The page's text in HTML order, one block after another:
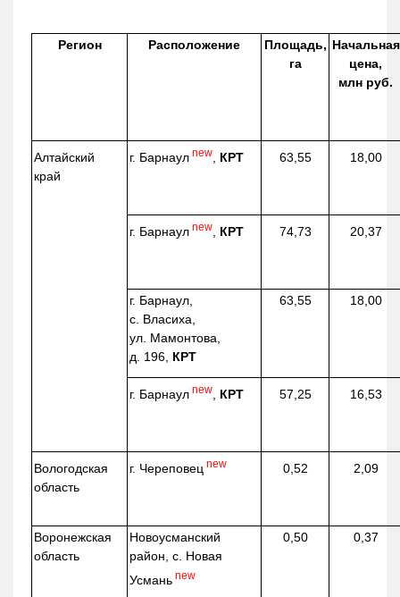
Регион Расположение
Площадь,
га
Начальная
цена,
млн руб.
Алтайский
край
г. Барнаул new КРТ 63,55 18,00
г. Барнаул new КРТ 74,73 20,37
г. Барнаул,
с. Власиха,
ул. Мамонтова,
д. 196, КРТ
63,55 18,00
г. Барнаул new КРТ 57,25 16,53
Вологодская
область
г. Череповец new 0,52 2,09
Воронежская
область
Новоусманский
район, с. Новая
Усмань new
0,50 0,37